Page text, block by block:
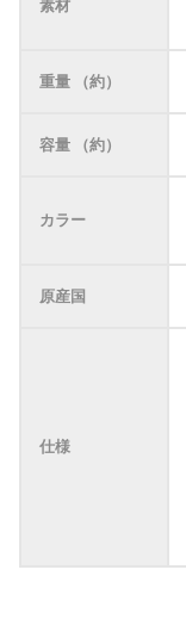
素材
重量 （約）
容量 （約）
カラー
原産国
仕様